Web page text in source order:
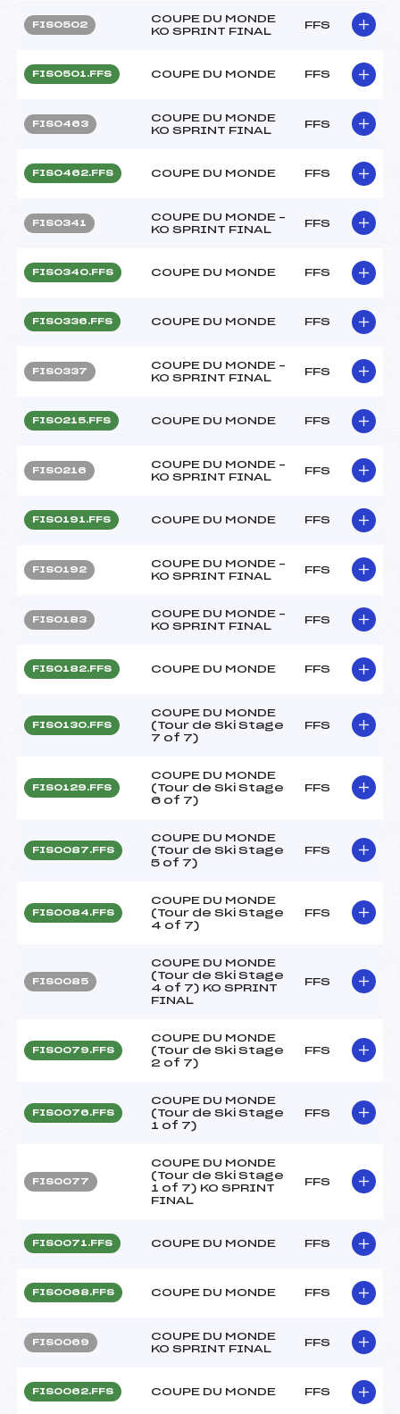
FIS0502
COUPE DU MONDE
KO SPRINT FINAL
FFS
FIS0501.FFS COUPE DU MONDE FFS
FIS0463
COUPE DU MONDE
KO SPRINT FINAL
FFS
FIS0462.FFS COUPE DU MONDE FFS
FIS0341
COUPE DU MONDE –
KO SPRINT FINAL
FFS
FIS0340.FFS COUPE DU MONDE FFS
FIS0336.FFS COUPE DU MONDE FFS
FIS0337
COUPE DU MONDE –
KO SPRINT FINAL
FFS
FIS0215.FFS COUPE DU MONDE FFS
FIS0216
COUPE DU MONDE –
KO SPRINT FINAL
FFS
FIS0191.FFS COUPE DU MONDE FFS
FIS0192
COUPE DU MONDE –
KO SPRINT FINAL
FFS
FIS0183
COUPE DU MONDE –
KO SPRINT FINAL
FFS
FIS0182.FFS COUPE DU MONDE FFS
FIS0130.FFS
COUPE DU MONDE
(Tour de Ski Stage
7 of 7)
FFS
FIS0129.FFS
COUPE DU MONDE
(Tour de Ski Stage
6 of 7)
FFS
FIS0087.FFS
COUPE DU MONDE
(Tour de Ski Stage
5 of 7)
FFS
FIS0084.FFS
COUPE DU MONDE
(Tour de Ski Stage
4 of 7)
FFS
FIS0085
COUPE DU MONDE
(Tour de Ski Stage
4 of 7) KO SPRINT
FINAL
FFS
FIS0079.FFS
COUPE DU MONDE
(Tour de Ski Stage
2 of 7)
FFS
FIS0076.FFS
COUPE DU MONDE
(Tour de Ski Stage
1 of 7)
FFS
FIS0077
COUPE DU MONDE
(Tour de Ski Stage
1 of 7) KO SPRINT
FINAL
FFS
FIS0071.FFS COUPE DU MONDE FFS
FIS0068.FFS COUPE DU MONDE FFS
FIS0069
COUPE DU MONDE
KO SPRINT FINAL
FFS
FIS0062.FFS COUPE DU MONDE FFS